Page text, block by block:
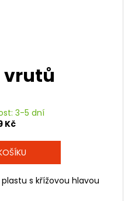
vrutů
3-5 dní
Kč
plastu s křížovou hlavou